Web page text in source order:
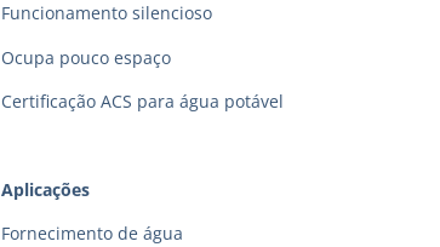
Funcionamento silencioso
Ocupa pouco espaço
Certificação ACS para água potável
Aplicações
Fornecimento de água